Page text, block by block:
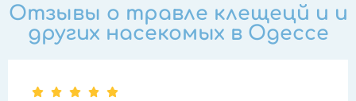
Отзывы о травле клещецй и и
других насекомых в Одессе